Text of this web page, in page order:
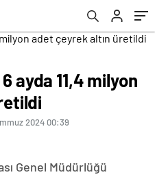
ayda 11,4 milyon
2024 00:39
Genel Müdürlüğü